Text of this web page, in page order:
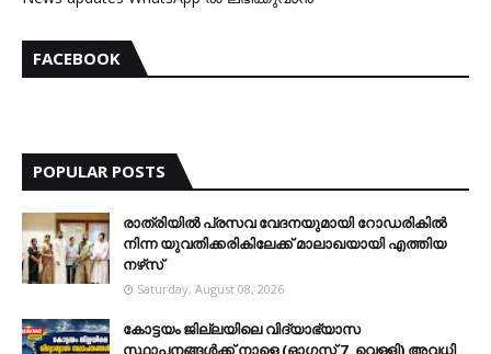
FACEBOOK
POPULAR POSTS
രാത്രിയില്‍ പ്രസവ വേദനയുമായി റോഡരികില്‍
നിന്ന യുവതിക്കരികിലേക്ക് മാലാഖയായി എത്തിയ
നഴ്‌സ്
Saturday, August 08, 2026
കോട്ടയം ജില്ലയിലെ വിദ്യാഭ്യാസ